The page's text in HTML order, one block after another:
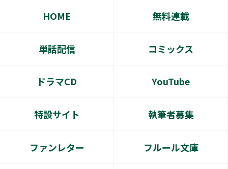
HOME 無料連載
単話配信 コミックス
ドラマCD YouTube
特設サイト 執筆者募集
ファンレター フルール文庫